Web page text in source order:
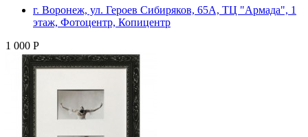
г. Воронеж, ул. Героев Сибиряков, 65А, ТЦ "Армада", 1
этаж, Фотоцентр, Копицентр
1 000 Р